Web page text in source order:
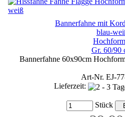
Bannerfahne mit
blau-
Gr. 60/90
Bannerfahne 60x90cm
Art-Nr. EJ-
Lieferzeit:
Stück